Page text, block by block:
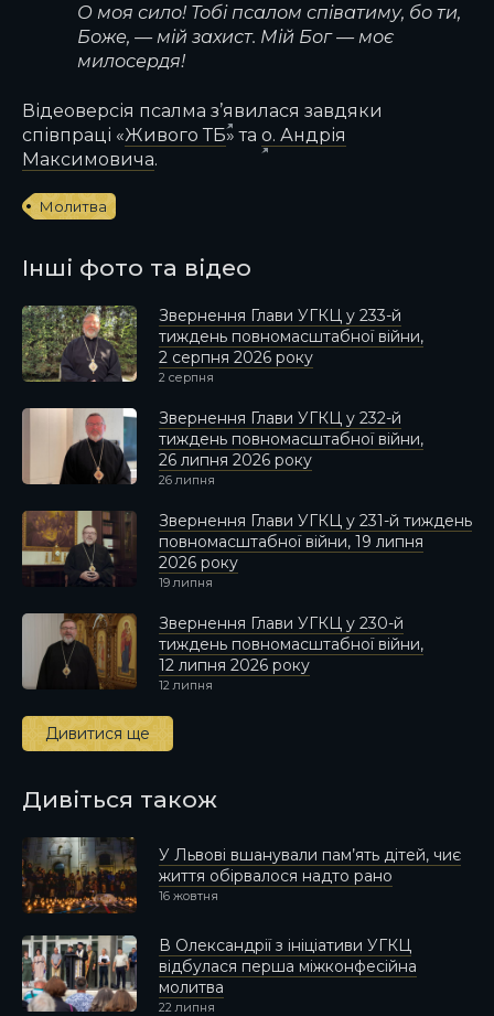
О моя сило! Тобі псалом співатиму, бо ти,
Боже, — мій захист. Мій Бог — моє
милосердя!
Відеоверсія псалма з’явилася завдяки
співпраці «Живого ТБ» та о. Андрія
Максимовича.
Молитва
Інші фото та відео
Звернення Глави УГКЦ у 233-й
тиждень повномасштабної війни,
2 серпня 2026 року
2 серпня
Звернення Глави УГКЦ у 232-й
тиждень повномасштабної війни,
26 липня 2026 року
26 липня
Звернення Глави УГКЦ у 231-й тиждень
повномасштабної війни, 19 липня
2026 року
19 липня
Звернення Глави УГКЦ у 230-й
тиждень повномасштабної війни,
12 липня 2026 року
12 липня
Дивитися ще
Дивіться також
У Львові вшанували пам’ять дітей, чиє
життя обірвалося надто рано
16 жовтня
В Олександрії з ініціативи УГКЦ
відбулася перша міжконфесійна
молитва
22 липня